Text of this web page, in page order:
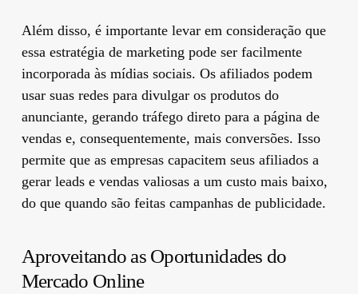
Além disso, é importante levar em consideração que
essa estratégia de marketing pode ser facilmente
incorporada às mídias sociais. Os afiliados podem
usar suas redes para divulgar os produtos do
anunciante, gerando tráfego direto para a página de
vendas e, consequentemente, mais conversões. Isso
permite que as empresas capacitem seus afiliados a
gerar leads e vendas valiosas a um custo mais baixo,
do que quando são feitas campanhas de publicidade.
Aproveitando as Oportunidades do
Mercado Online